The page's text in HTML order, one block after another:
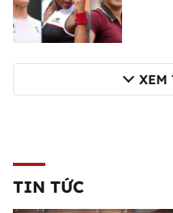
XEM
TIN TỨC